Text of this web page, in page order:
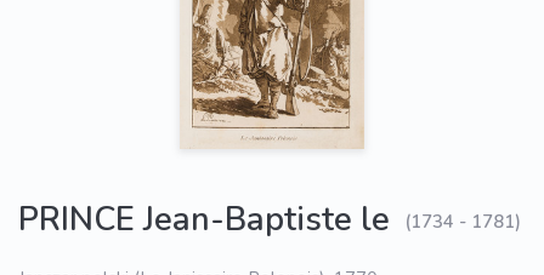
PRINCE Jean-Baptiste le (1734 - 1781)